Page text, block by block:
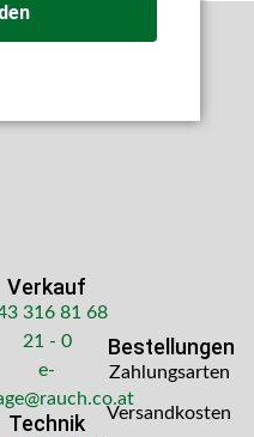
Verkauf
316 81 68
21 - 0
e-
Technik
Bestellungen
Zahlungsarten
Versandkosten